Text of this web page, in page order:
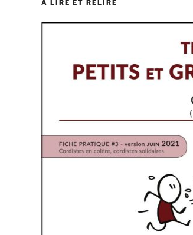
À LIRE ET RELIRE